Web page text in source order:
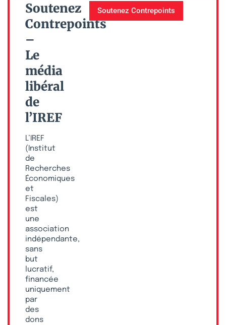
Soutenez
Contrepoints
–
Le
média
libéral
de
l’IREF
L’IREF
(Institut
de
Recherches
Économiques
et
Fiscales)
est
une
association
indépendante,
sans
but
lucratif,
financée
uniquement
par
des
dons
Soutenez Contrepoints